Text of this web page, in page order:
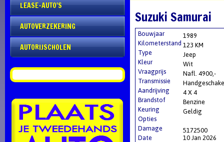
Suzuki Samurai
Bouwjaar
1989
Kilometerstand 123 KM
Type
Jeep
Kleur
Wit
Vraagprijs
Nafl. 4900,-
Transmissie
Aandrijving
4 X 4
Brandstof
Benzine
Keuring
Geldig
Opties
Damage
5172500
Date
10 Jan 2026
LEASE-AUTO'S
AUTOVERZEKERING
AUTORIJSCHOLEN